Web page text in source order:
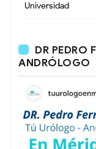
Universidad
DR PEDRO
ANDRÓLOGO